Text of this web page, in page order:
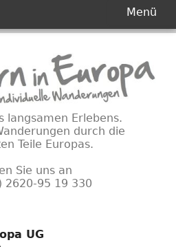
langsamen Erlebens.
durch die
Teile Europas.
Sie uns an
2620-95 19 330
Menü
UG